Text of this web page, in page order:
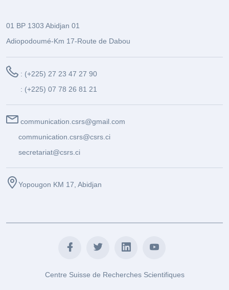
01 BP 1303 Abidjan 01
Adiopodoumé-Km 17-Route de Dabou
: (+225) 27 23 47 27 90
: (+225) 07 78 26 81 21
communication.csrs@gmail.com
communication.csrs@csrs.ci
secretariat@csrs.ci
Yopougon KM 17, Abidjan
Centre Suisse de Recherches Scientifiques